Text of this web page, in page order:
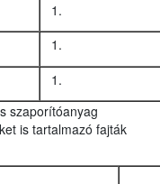
szaporítóanyag
is tartalmazó fajták